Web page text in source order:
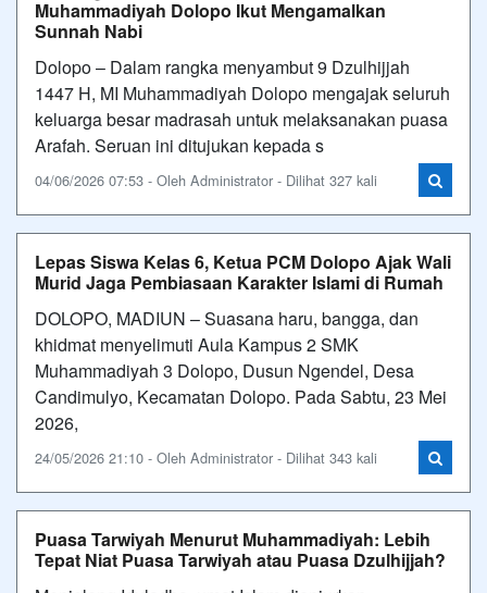
Muhammadiyah Dolopo Ikut Mengamalkan
Sunnah Nabi
Dolopo – Dalam rangka menyambut 9 Dzulhijjah
1447 H, MI Muhammadiyah Dolopo mengajak seluruh
keluarga besar madrasah untuk melaksanakan puasa
Arafah. Seruan ini ditujukan kepada s
04/06/2026 07:53 - Oleh Administrator - Dilihat 327 kali
Lepas Siswa Kelas 6, Ketua PCM Dolopo Ajak Wali
Murid Jaga Pembiasaan Karakter Islami di Rumah
DOLOPO, MADIUN – Suasana haru, bangga, dan
khidmat menyelimuti Aula Kampus 2 SMK
Muhammadiyah 3 Dolopo, Dusun Ngendel, Desa
Candimulyo, Kecamatan Dolopo. Pada Sabtu, 23 Mei
2026,
24/05/2026 21:10 - Oleh Administrator - Dilihat 343 kali
Puasa Tarwiyah Menurut Muhammadiyah: Lebih
Tepat Niat Puasa Tarwiyah atau Puasa Dzulhijjah?